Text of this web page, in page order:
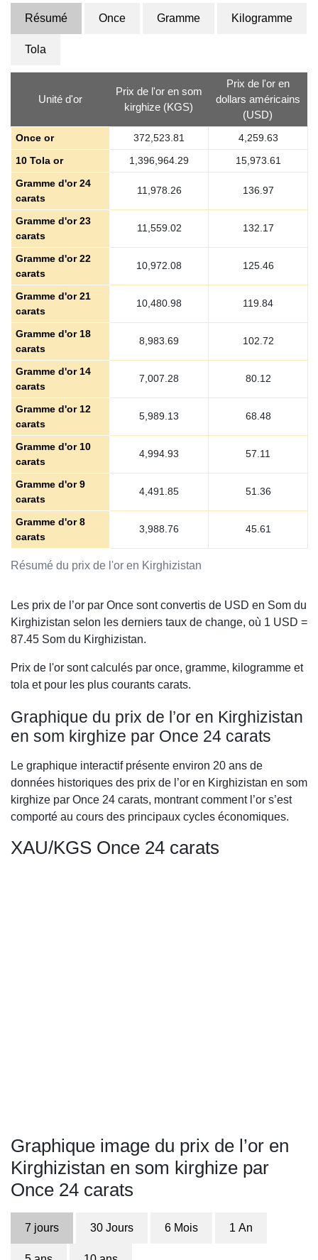
Résumé Once Gramme Kilogramme
Tola
Résumé du prix de l'or en Kirghizistan
Unité d'or
Prix de l'or en som
kirghize (KGS)
Prix de l'or en
dollars américains
(USD)
Once or 372,523.81
4,259.63
10 Tola or
1,396,964.29
15,973.61
Gramme d'or 24
carats
11,978.26 136.97
Gramme d'or 23
carats
11,559.02 132.17
Gramme d'or 22
carats
10,972.08 125.46
Gramme d'or 21
carats
10,480.98 119.84
Gramme d'or 18
carats
8,983.69 102.72
Gramme d'or 14
carats
7,007.28 80.12
Gramme d'or 12
carats
5,989.13 68.48
Gramme d'or 10
carats
4,994.93 57.11
Gramme d'or 9
carats
4,491.85 51.36
Gramme d'or 8
carats
3,988.76 45.61
Les prix de l’or par Once sont convertis de USD en Som du
Kirghizistan selon les derniers taux de change, où 1 USD =
87.45 Som du Kirghizistan.
Prix de l'or sont calculés par once, gramme, kilogramme et
tola et pour les plus courants carats.
Graphique du prix de l’or en Kirghizistan
en som kirghize par Once 24 carats
Le graphique interactif présente environ 20 ans de
données historiques des prix de l’or en Kirghizistan en som
kirghize par Once 24 carats, montrant comment l’or s’est
comporté au cours des principaux cycles économiques.
XAU/KGS Once 24 carats
Graphique image du prix de l’or en
Kirghizistan en som kirghize par
Once 24 carats
7 jours 30 Jours 6 Mois 1 An